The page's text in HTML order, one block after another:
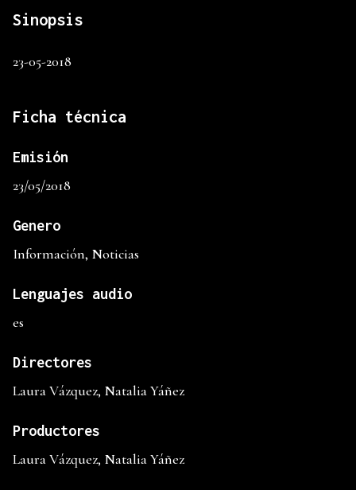
Sinopsis
23-05-2018
Ficha técnica
Emisión
23/05/2018
Genero
Información, Noticias
Lenguajes audio
es
Directores
Laura Vázquez, Natalia Yáñez
Productores
Laura Vázquez, Natalia Yáñez